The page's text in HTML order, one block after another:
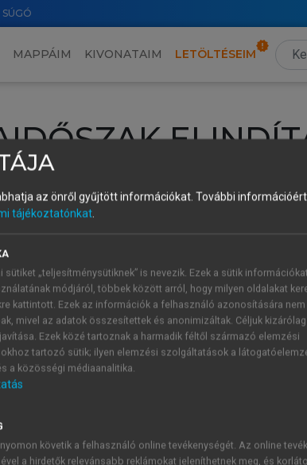
SÚGÓ
MAPPÁIM KIVONATAIM LETÖLTÉSEIM
lépj be a saját fiókoddal, iskolai azonosítóddal vagy
1 óra díjmentes hozzáférésrevagy
vagy hozz
után a
ÚJ FIÓK
1 óra
az önről gyűjtött információkat. További
tájékoztatónkat.
sütiket „teljesítménysütiknek” is nevezik. Ezek a sütik
módjáról, többek között arról, hogy milyen oldalakat
kattintott. Ezek az információk a felhasználó azonosítására nem
mivel az adatok összesítettek és anonimizáltak. Céljuk
Ezek közé tartoznak a harmadik féltől származó elemzési
tartozó sütik; ilyen elemzési szolgáltatások a
a közösségi médiaanalitika.
követik a felhasználó online tevékenységét. Az online
a hirdetők relevánsabb reklámokat jeleníthetnek meg, és